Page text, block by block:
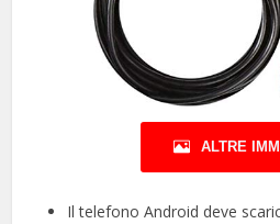
ALTRE
Il telefono Android deve